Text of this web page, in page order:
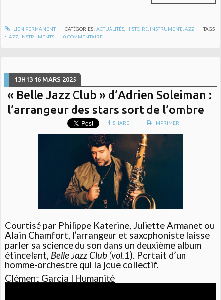
LIEN PERMANENT CATÉGORIES :ACTUALITÉS, HISTOIRE, INSTRUMENT, JAZZ
TAGS
: JAZZ INSTRUMENTS 0 COMMENTAIRE
13H13 16 MARS 2025
« Belle Jazz Club » d’Adrien Soleiman :
l’arrangeur des stars sort de l’ombre
SHARE IMPRIMER
Courtisé par Philippe Katerine, Juliette Armanet ou
Alain Chamfort, l’arrangeur et saxophoniste laisse
parler sa science du son dans un deuxième album
étincelant, Belle Jazz Club (vol.1). Portait d’un
homme-orchestre qui la joue collectif.
Clément Garcia l'Humanité